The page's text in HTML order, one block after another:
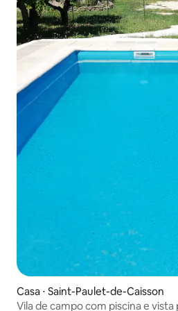
Casa ⋅ Saint-Paulet-de-Caisson
Vila de campo com piscina e